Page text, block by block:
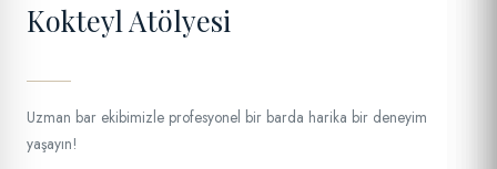
Kokteyl Atölyesi
Uzman bar ekibimizle profesyonel bir barda harika bir deneyim
yaşayın!